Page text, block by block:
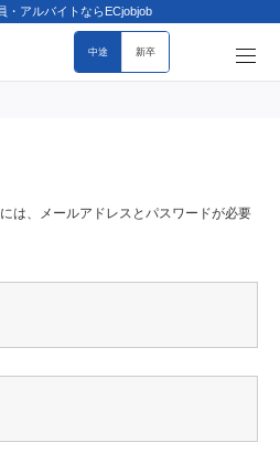
・アルバイトならECjobjob
中途 新卒
は、メールアドレスとパスワードが必要